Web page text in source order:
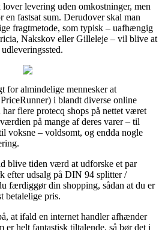
levering uden omkostninger, men
fastsat sum. Derudover skal man
fragtmetode, som typisk – uafhængig
Nakskov eller Gilleleje – vil blive at
for almindelige mennesker at
i blandt diverse online
flere protecq shops på nettet været
på mange af deres varer – til
voksne – voldsomt, og endda nogle
blive tiden værd at udforske et par
efter udsalg på DIN 94 splitter /
færdiggør din shopping, sådan at du er
betalelige pris.
at ifald en internet handler afhænder
er helt fantastisk tiltalende, så bør det i